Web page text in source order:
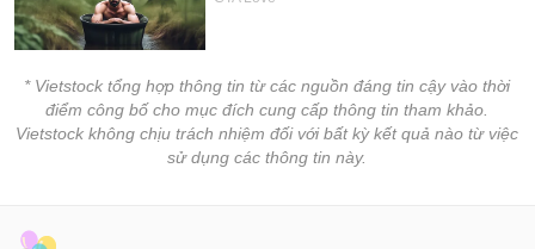
* Vietstock tổng hợp thông tin từ các nguồn đáng tin cậy vào thời
điểm công bố cho mục đích cung cấp thông tin tham khảo.
Vietstock không chịu trách nhiệm đối với bất kỳ kết quả nào từ việc
sử dụng các thông tin này.